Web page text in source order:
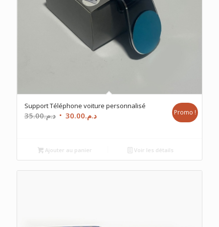
Support Téléphone voiture personnalisé
د.م.35.00
Le
était :
د.م.35.00.
د.م.30.00
Le
د.م.30.00.
Promo !
Ajouter au panier Voir les détails